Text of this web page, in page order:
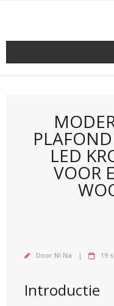
LED
VOOR
Door Ni Na 19
Introductie